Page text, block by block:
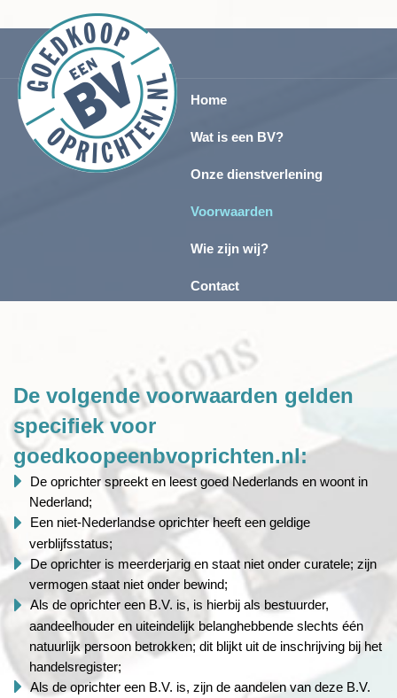
Home
Wat is een BV?
Onze dienstverlening
Voorwaarden
Wie zijn wij?
Contact
De volgende voorwaarden gelden
specifiek voor
goedkoopeenbvoprichten.nl:
De oprichter spreekt en leest goed Nederlands en woont in
Nederland;
Een niet-Nederlandse oprichter heeft een geldige
verblijfsstatus;
De oprichter is meerderjarig en staat niet onder curatele; zijn
vermogen staat niet onder bewind;
Als de oprichter een B.V. is, is hierbij als bestuurder,
aandeelhouder en uiteindelijk belanghebbende slechts één
natuurlijk persoon betrokken; dit blijkt uit de inschrijving bij het
handelsregister;
Als de oprichter een B.V. is, zijn de aandelen van deze B.V.